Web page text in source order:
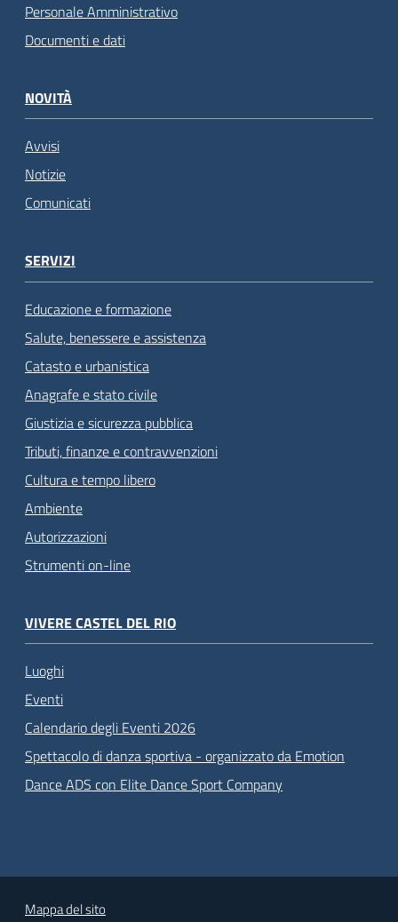
Personale Amministrativo
Documenti e dati
NOVITÀ
Avvisi
Notizie
Comunicati
SERVIZI
Educazione e formazione
Salute, benessere e assistenza
Catasto e urbanistica
Anagrafe e stato civile
Giustizia e sicurezza pubblica
Tributi, finanze e contravvenzioni
Cultura e tempo libero
Ambiente
Autorizzazioni
Strumenti on-line
VIVERE CASTEL DEL RIO
Luoghi
Eventi
Calendario degli Eventi 2026
Spettacolo di danza sportiva - organizzato da Emotion
Dance ADS con Elite Dance Sport Company
Mappa del sito